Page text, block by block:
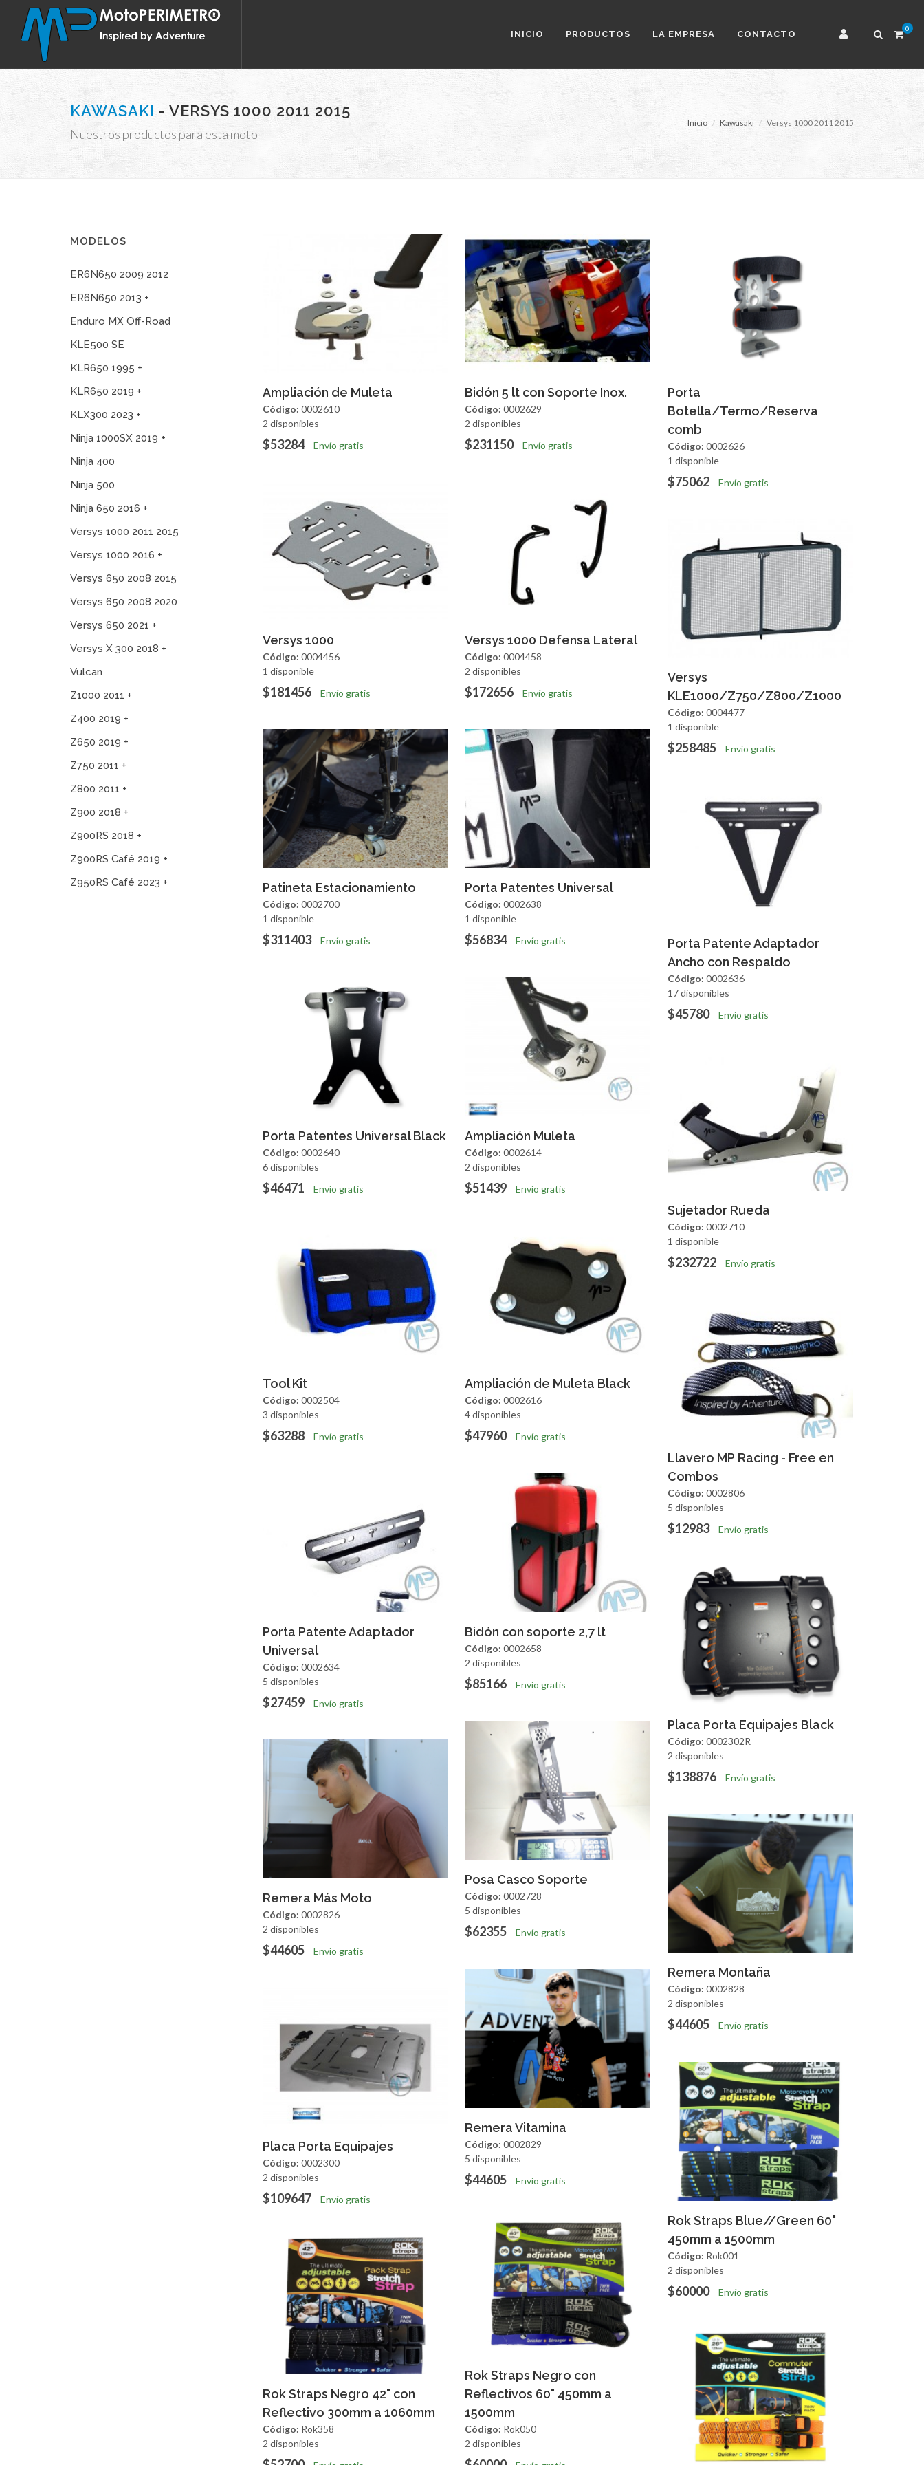
INICIO PRODUCTOS LA EMPRESA CONTACTO
0
KAWASAKI - VERSYS 1000 2011 2015
Nuestros productos para esta moto
Inicio Kawasaki Versys 1000 2011 2015
MODELOS
ER6N650 2009 2012
ER6N650 2013 +
Enduro MX Off-Road
KLE500 SE
KLR650 1995 +
KLR650 2019 +
KLX300 2023 +
Ninja 1000SX 2019 +
Ninja 400
Ninja 500
Ninja 650 2016 +
Versys 1000 2011 2015
Versys 1000 2016 +
Versys 650 2008 2015
Versys 650 2008 2020
Versys 650 2021 +
Versys X 300 2018 +
Vulcan
Z1000 2011 +
Z400 2019 +
Z650 2019 +
Z750 2011 +
Z800 2011 +
Z900 2018 +
Z900RS 2018 +
Z900RS Café 2019 +
Z950RS Café 2023 +
Agregar Vista Rapida
Ampliación de Muleta
Código: 0002610
2 disponibles
$53284 Envío gratis
Agregar Vista Rapida
Bidón 5 lt con Soporte Inox.
Código: 0002629
2 disponibles
$231150 Envío gratis
Porta
Botella/Termo/Reserva
comb
Código: 0002626
1 disponible
$75062 Envío gratis
Agregar
Versys 1000
Código: 0004456
1 disponible
$181456 Envío gratis
Agregar Vista Rapida
Versys 1000 Defensa Lateral
Código: 0004458
2 disponibles
$172656 Envío gratis
Agregar
Versys
KLE1000/Z750/Z800/Z1000
Código: 0004477
1 disponible
$258485 Envío gratis
Agregar Vista Rapida
Patineta Estacionamiento
Código: 0002700
1 disponible
$311403 Envío gratis
Agregar Vista Rapida
Porta Patentes Universal
Código: 0002638
1 disponible
$56834 Envío gratis Agregar Vista Rapida
Porta Patente Adaptador
Ancho con Respaldo
Código: 0002636
17 disponibles
$45780 Envío gratis
Agregar Vista Rapida
Porta Patentes Universal Black
Código: 0002640
6 disponibles
$46471 Envío gratis
Agregar
Ampliación Muleta
Código: 0002614
2 disponibles
$51439 Envío gratis
Agregar
Sujetador Rueda
Código: 0002710
1 disponible
$232722 Envío gratis
Agregar
Tool Kit
Código: 0002504
3 disponibles
$63288 Envío gratis
Agregar Vista Rapida
Ampliación de Muleta Black
Código: 0002616
4 disponibles
$47960 Envío gratis
Agregar Vista Rapida
Llavero MP Racing - Free en
Combos
Código: 0002806
5 disponibles
$12983 Envío gratis
Agregar Vista Rapida
Porta Patente Adaptador
Universal
Código: 0002634
5 disponibles
$27459 Envío gratis
Agregar Vista Rapida
Bidón con soporte 2,7 lt
Código: 0002658
2 disponibles
$85166 Envío gratis
Agregar Vista Rapida
Placa Porta Equipajes Black
Código: 0002302R
2 disponibles
$138876 Envío gratis
Agregar Vista Rapida
Posa Casco Soporte
Código: 0002728
5 disponibles
$62355 Envío gratis
Agregar
Remera Más Moto
Código: 0002826
2 disponibles
$44605 Envío gratis
Agregar
Remera Montaña
Código: 0002828
2 disponibles
$44605 Envío gratis
Agregar
Remera Vitamina
Código: 0002829
5 disponibles
$44605 Envío gratis
Agregar Vista Rapida
Placa Porta Equipajes
Código: 0002300
2 disponibles
$109647 Envío gratis
Agregar Vista Rapida
Rok Straps Blue//Green 60"
450mm a 1500mm
Código: Rok001
2 disponibles
$60000 Envío gratis
Agregar Vista Rapida
Rok Straps Negro con
Reflectivos 60" 450mm a
1500mm
Código: Rok050
2 disponibles
Agregar Vista Rapida
Rok Straps Negro 42" con
Reflectivo 300mm a 1060mm
Código: Rok358
2 disponibles